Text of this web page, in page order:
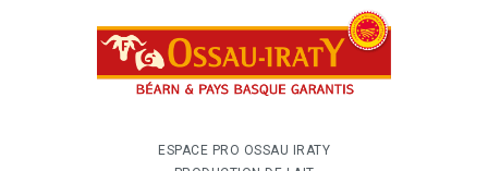
ESPACE PRO OSSAU IRATY